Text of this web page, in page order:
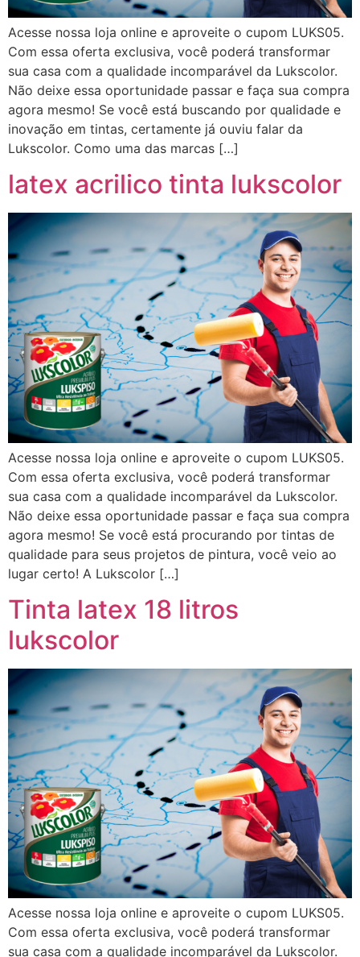
Acesse nossa loja online e aproveite o cupom LUKS05.
Com essa oferta exclusiva, você poderá transformar
sua casa com a qualidade incomparável da Lukscolor.
Não deixe essa oportunidade passar e faça sua compra
agora mesmo! Se você está buscando por qualidade e
inovação em tintas, certamente já ouviu falar da
Lukscolor. Como uma das marcas […]
latex acrilico tinta lukscolor
Acesse nossa loja online e aproveite o cupom LUKS05.
Com essa oferta exclusiva, você poderá transformar
sua casa com a qualidade incomparável da Lukscolor.
Não deixe essa oportunidade passar e faça sua compra
agora mesmo! Se você está procurando por tintas de
qualidade para seus projetos de pintura, você veio ao
lugar certo! A Lukscolor […]
Tinta latex 18 litros
lukscolor
Acesse nossa loja online e aproveite o cupom LUKS05.
Com essa oferta exclusiva, você poderá transformar
sua casa com a qualidade incomparável da Lukscolor.